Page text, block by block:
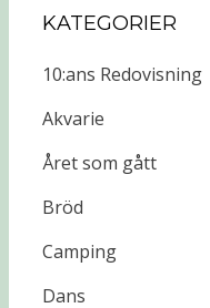
KATEGORIER
10:ans Redovisning
Akvarie
Året som gått
Bröd
Camping
Dans